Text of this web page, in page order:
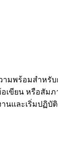
ามพร้อมสำหรั
เขียน หรือสัม
านและเริ่มปฏิบั